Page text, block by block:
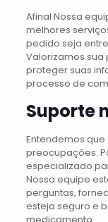
Afinal Nossa
melhores
pedido seja
Valorizamos
proteger suas
processo de
Suporte
Entendemos que
preocupações.
especializado
Nossa equipe
perguntas,
esteja seguro e